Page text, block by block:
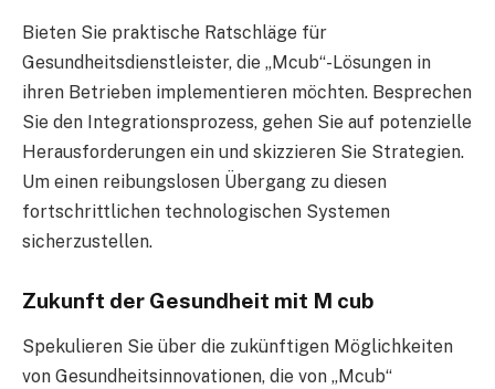
Bieten Sie praktische Ratschläge für
Gesundheitsdienstleister, die „Mcub“-Lösungen in
ihren Betrieben implementieren möchten. Besprechen
Sie den Integrationsprozess, gehen Sie auf potenzielle
Herausforderungen ein und skizzieren Sie Strategien.
Um einen reibungslosen Übergang zu diesen
fortschrittlichen technologischen Systemen
sicherzustellen.
Zukunft der Gesundheit mit M cub
Spekulieren Sie über die zukünftigen Möglichkeiten
von Gesundheitsinnovationen, die von „Mcub“